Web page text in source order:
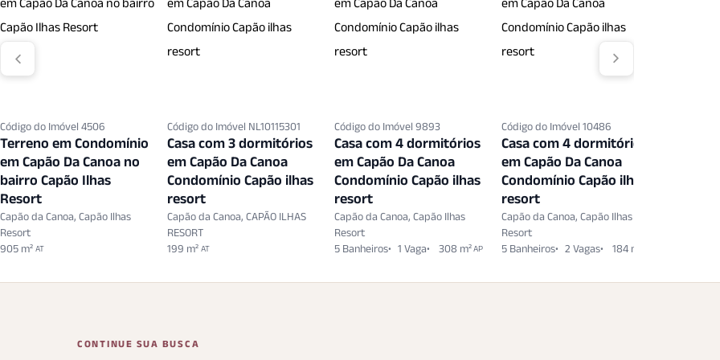
Código do Imóvel 4506
Terreno em Condomínio
em Capão Da Canoa no
bairro Capão Ilhas
Resort
Capão da Canoa, Capão Ilhas
Resort
905 m² AT
Código do Imóvel NL10115301
Casa com 3 dormitórios
em Capão Da Canoa
Condomínio Capão ilhas
resort
Capão da Canoa, CAPÃO ILHAS
RESORT
199 m² AT
Código do Imóvel 9893
Casa com 4 dormitórios
em Capão Da Canoa
Condomínio Capão ilhas
resort
Capão da Canoa, Capão Ilhas
Resort
5 Banheiros
1 Vaga 308 m²AP
Código do Imóvel 10486
Casa com 4 dormitórios
em Capão Da Canoa
Condomínio Capão ilhas
resort
Capão da Canoa, Capão Ilhas
Resort
5 Banheiros
2 Vagas 184 m²
CONTINUE SUA BUSCA